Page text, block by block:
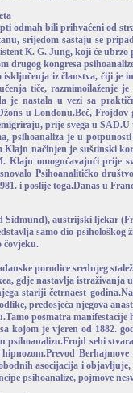
odmah bili prihvaćeni od
srijedom sastaju se
K. G. Jung, koji će
drugog kongresa
isključenja iz članstva, čiji je
tiče, razmimoilaženje
je nastala u vezi sa
u Londonu.Beč,
prije svega u
psihoanaliza je u
Klajn načinjen je suštinski
Klajn omogućavajući prije
Psihoanalitičko
i poslije toga.Danas u
Sidmund), austrijski ljekar
samo dio psihološkog
čovjeku.
porodice srednjeg
gdje nastavlja istraživanja
stariji četrnaest
predosjeća njegova
posmatra manifestacije
kojom je vjeren od 1882.
psihoanalizu.Frojd sebi
asocijacija i
psihoanalize, pojmove